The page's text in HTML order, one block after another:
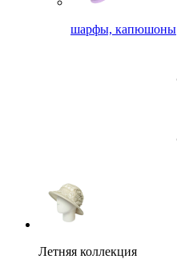
шарфы, капюшоны
Летняя коллекция